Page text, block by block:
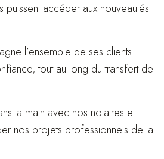
accéder aux nouveautés
l’ensemble de ses clients
tout au long du transfert de
la main avec nos notaires et
nos projets professionnels de la